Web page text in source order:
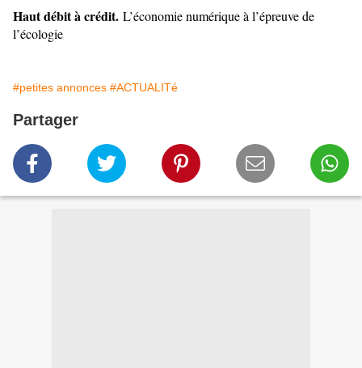
Haut débit à crédit. L’économie numérique à l’épreuve de
l’écologie
#petites annonces #ACTUALITé
Partager